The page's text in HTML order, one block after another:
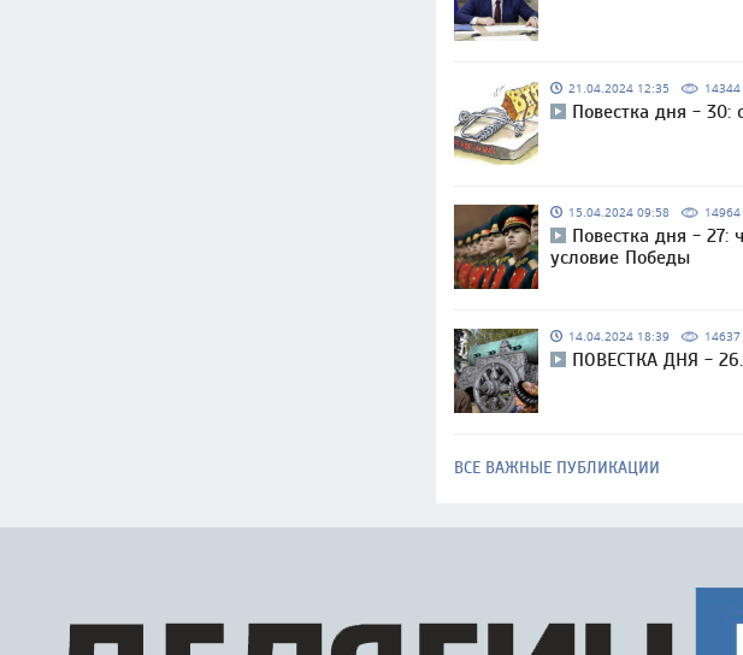
21.04.2024 12:35 14344
Повестка дня - 30:
15.04.2024 09:58 14964
Повестка дня - 27:
условие Победы
14.04.2024 18:39 14637
ПОВЕСТКА ДНЯ -
ВСЕ ВАЖНЫЕ ПУБЛИКАЦИИ